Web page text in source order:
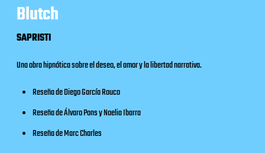
Blutch
SAPRISTI
Una obra hipnótica sobre el deseo, el amor y la libertad narrativa.
Reseñade Diego García Rouco
Reseñade Álvaro Pons y Noelia Ibarra
Reseñade Marc Charles